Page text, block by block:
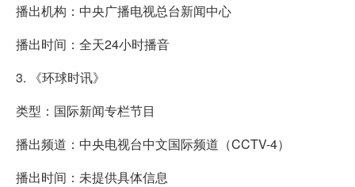
播出机构：中央广播电视总台新闻中心
播出时间：全天24小时播音
3. 《环球时讯》
类型：国际新闻专栏节目
播出频道：中央电视台中文国际频道（CCTV-4）
播出时间：未提供具体信息